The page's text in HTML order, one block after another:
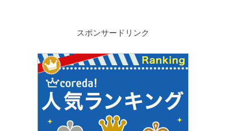
スポンサードリンク